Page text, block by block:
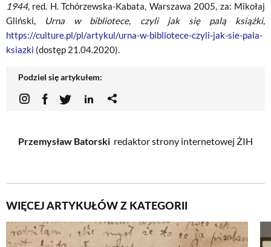
1944, red. H. Tchórzewska-Kabata, Warszawa 2005, za: Mikołaj
Gliński,
Urna w bibliotece, czyli jak się palą książki,
https://culture.pl/pl/artykul/urna-w-bibliotece-czyli-jak-sie-pala-
ksiazki (dostęp 21.04.2020).
Podziel się artykułem:
Przemysław Batorski redaktor strony internetowej ŻIH
WIĘCEJ ARTYKUŁÓW Z KATEGORII